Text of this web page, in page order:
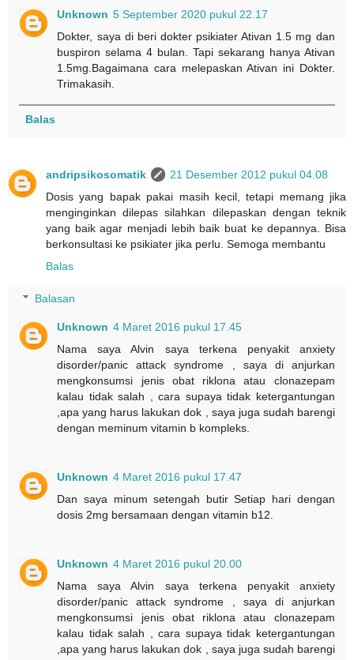
Unknown 5 September 2020 pukul 22.17
Dokter, saya di beri dokter psikiater Ativan 1.5 mg dan
buspiron selama 4 bulan. Tapi sekarang hanya Ativan
1.5mg.Bagaimana cara melepaskan Ativan ini Dokter.
Trimakasih.
Balas
andripsikosomatik
21 Desember 2012 pukul 04.08
Dosis yang bapak pakai masih kecil, tetapi memang jika
menginginkan dilepas silahkan dilepaskan dengan teknik
yang baik agar menjadi lebih baik buat ke depannya. Bisa
berkonsultasi ke psikiater jika perlu. Semoga membantu
Balas
Balasan
Unknown 4 Maret 2016 pukul 17.45
Nama saya Alvin saya terkena penyakit anxiety
disorder/panic attack syndrome , saya di anjurkan
mengkonsumsi jenis obat riklona atau clonazepam
kalau tidak salah , cara supaya tidak ketergantungan
,apa yang harus lakukan dok , saya juga sudah barengi
dengan meminum vitamin b kompleks.
Unknown 4 Maret 2016 pukul 17.47
Dan saya minum setengah butir Setiap hari dengan
dosis 2mg bersamaan dengan vitamin b12.
Unknown 4 Maret 2016 pukul 20.00
Nama saya Alvin saya terkena penyakit anxiety
disorder/panic attack syndrome , saya di anjurkan
mengkonsumsi jenis obat riklona atau clonazepam
kalau tidak salah , cara supaya tidak ketergantungan
,apa yang harus lakukan dok , saya juga sudah barengi